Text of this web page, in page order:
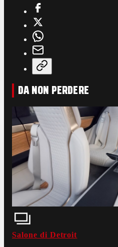
DA NON PERDERE
Salone di Detroit